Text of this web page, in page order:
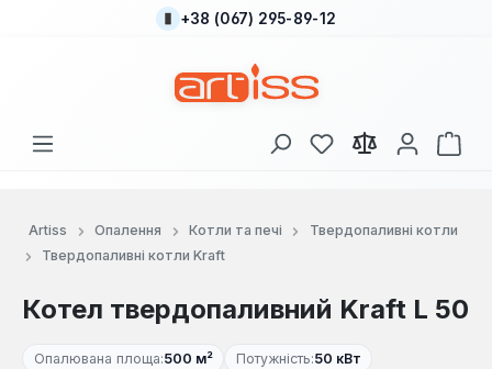
Перейти до основного вмісту
+38 (067) 295-89-12
У вас є 0 у списку
Artiss Опалення Котли та печі
Твердопаливні котли
Твердопаливні котли Kraft
Котел твердопаливний Kraft L 50
Опалювана площа:500 м² Потужність:50 кВт